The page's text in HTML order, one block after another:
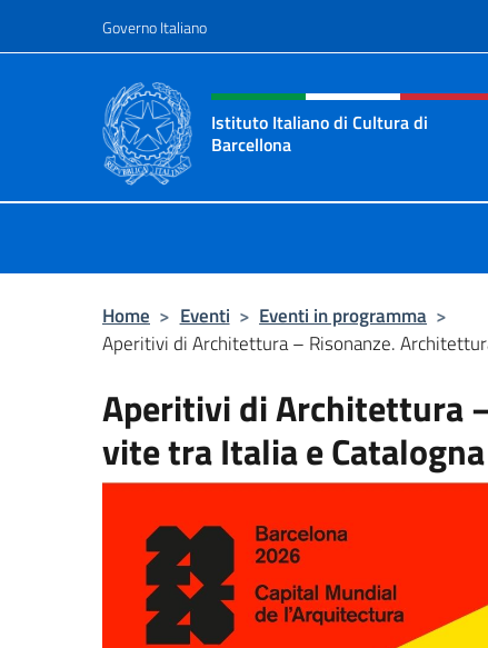
Governo Italiano
Intestazione sito, social e
Istituto Italiano di Cultura di
Barcellona
Home > Eventi > Eventi in programma >
Aperitivi di Architettura – Risonanze.
Aperitivi di Architettura
vite tra Italia e Catalogna